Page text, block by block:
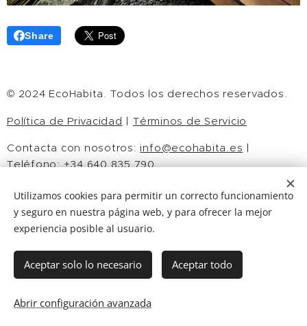
Share
© 2024 EcoHabita. Todos los derechos reservados.
Política de Privacidad |Términos de Servicio
Contacta con nosotros: info@ecohabita.es |
Teléfono: +34 640 835 790
Síguenos en:Instagram|Facebook|Twitter
Info@ecohabita.es
aviso legal-politica de privacida
Utilizamos cookies para permitir un correcto funcionamiento
y seguro en nuestra página web, y para ofrecer la mejor
experiencia posible al usuario.
Aceptar solo lo necesario Aceptar todo
Abrir configuración avanzada